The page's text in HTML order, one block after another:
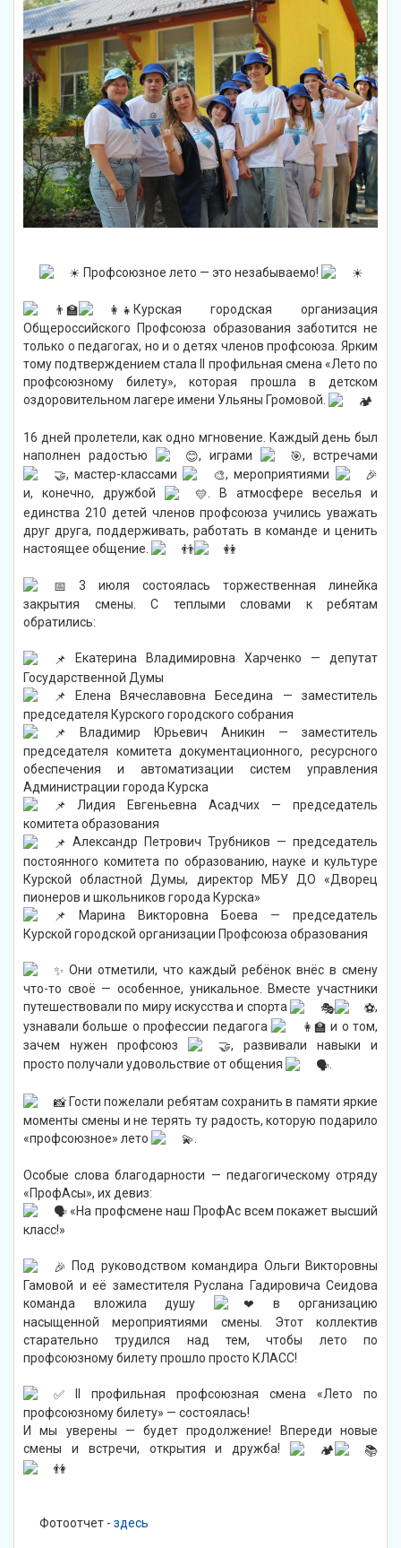
Профсоюзное лето — это незабываемо!
Курская городская организация
Общероссийского Профсоюза образования заботится не
только о педагогах, но и о детях членов профсоюза. Ярким
тому подтверждением стала II профильная смена «Лето по
профсоюзному билету», которая прошла в детском
оздоровительном лагере имени Ульяны Громовой.
16 дней пролетели, как одно мгновение. Каждый день был
наполнен радостью
, играми
, встречами
, мастер-классами
, мероприятиями
и, конечно, дружбой
. В атмосфере веселья и
единства 210 детей членов профсоюза учились уважать
друг друга, поддерживать, работать в команде и ценить
настоящее общение.
3 июля состоялась торжественная линейка
закрытия смены. С теплыми словами к ребятам
обратились:
Екатерина Владимировна Харченко — депутат
Государственной Думы
Елена Вячеславовна Беседина — заместитель
председателя Курского городского собрания
Владимир Юрьевич Аникин — заместитель
председателя комитета документационного, ресурсного
обеспечения и автоматизации систем управления
Администрации города Курска
Лидия Евгеньевна Асадчих — председатель
комитета образования
Александр Петрович Трубников — председатель
постоянного комитета по образованию, науке и культуре
Курской областной Думы, директор МБУ ДО «Дворец
пионеров и школьников города Курска»
Марина Викторовна Боева — председатель
Курской городской организации Профсоюза образования
Они отметили, что каждый ребёнок внёс в смену
что-то своё — особенное, уникальное. Вместе участники
путешествовали по миру искусства и спорта
,
узнавали больше о профессии педагога
и о том,
зачем нужен профсоюз
, развивали навыки и
просто получали удовольствие от общения
.
Гости пожелали ребятам сохранить в памяти яркие
моменты смены и не терять ту радость, которую подарило
«профсоюзное» лето
Особые слова благодарности — педагогическому отряду
«ПрофАсы», их девиз:
«На профсмене наш ПрофАс всем покажет высший
класс!»
Под руководством командира Ольги Викторовны
Гамовой и её заместителя Руслана Гадировича Сеидова
команда вложила душу
в организацию
насыщенной мероприятиями смены. Этот коллектив
старательно трудился над тем, чтобы лето по
профсоюзному билету прошло просто КЛАСС!
II профильная профсоюзная смена «Лето по
профсоюзному билету» — состоялась!
И мы уверены — будет продолжение! Впереди новые
смены и встречи, открытия и дружба!
Фотоотчет - здесь